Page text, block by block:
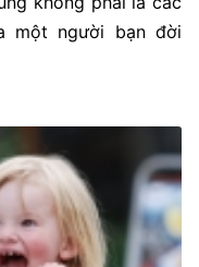
một người bạn đời